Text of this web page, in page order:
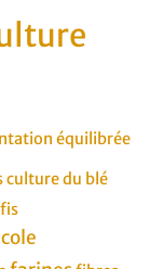
équilibrée
culture du blé